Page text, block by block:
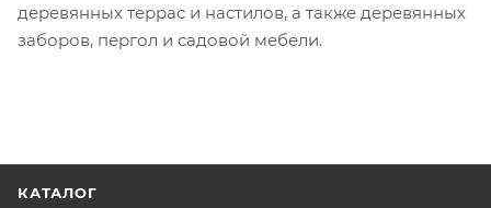
деревянных террас и настилов, а также деревянных
заборов, пергол и садовой мебели.
КАТАЛОГ